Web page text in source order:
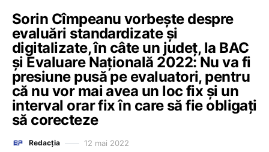
Sorin Cîmpeanu vorbește despre
evaluări standardizate și
digitalizate, în câte un județ, la BAC
și Evaluare Națională 2022: Nu va fi
presiune pusă pe evaluatori, pentru
că nu vor mai avea un loc fix și un
interval orar fix în care să fie obligați
să corecteze
Redacția 12 mai 2022